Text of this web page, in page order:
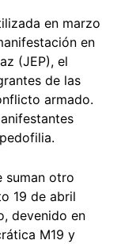
en marzo
en
(JEP), el
de las
armado.
suman otro
19 de abril
devenido en
M19 y